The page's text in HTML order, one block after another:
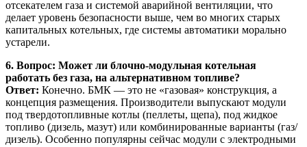
отсекателем газа и системой аварийной вентиляции, что
делает уровень безопасности выше, чем во многих старых
капитальных котельных, где системы автоматики морально
устарели.
6. Вопрос: Может ли блочно-модульная котельная
работать без газа, на альтернативном топливе?
Ответ: Конечно. БМК — это не «газовая» конструкция, а
концепция размещения. Производители выпускают модули
под твердотопливные котлы (пеллеты, щепа), под жидкое
топливо (дизель, мазут) или комбинированные варианты (газ/
дизель). Особенно популярны сейчас модули с электродными